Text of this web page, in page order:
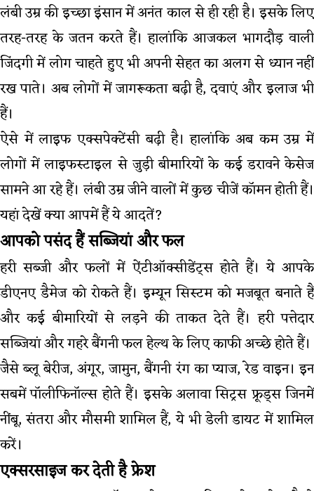
लंबी उम्र की इच्छा इंसान में अनंत काल से ही रही है। इसके लिए
तरह-तरह के जतन करते हैं। हालांकि आजकल भागदौड़ वाली
जिंदगी में लोग चाहते हुए भी अपनी सेहत का अलग से ध्यान नहीं
रख पाते। अब लोगों में जागरूकता बढ़ी है, दवाएं और इलाज भी
हैं।
ऐसे में लाइफ एक्सपेक्टेंसी बढ़ी है। हालांकि अब कम उम्र में
लोगों में लाइफस्टाइल से जुड़ी बीमारियों के कई डरावने केसेज
सामने आ रहे हैं। लंबी उम्र जीने वालों में कुछ चीजें कॉमन होती हैं।
यहां देखें क्या आपमें हैं ये आदतें?
आपको पसंद हैं सब्जियां और फल
हरी सब्जी और फलों में ऐंटीऑक्सीडेंट्स होते हैं। ये आपके
डीएनए डैमेज को रोकते हैं। इम्यून सिस्टम को मजबूत बनाते हैं
और कई बीमारियों से लड़ने की ताकत देते हैं। हरी पत्तेदार
सब्जियां और गहरे बैंगनी फल हेल्थ के लिए काफी अच्छे होते हैं।
जैसे ब्लू बेरीज, अंगूर, जामुन, बैंगनी रंग का प्याज, रेड वाइन। इन
सबमें पॉलीफिनॉल्स होते हैं। इसके अलावा सिट्रस फ्रूड्स जिनमें
नींबू, संतरा और मौसमी शामिल हैं, ये भी डेली डायट में शामिल
करें।
एक्सरसाइज कर देती है फ्रेश